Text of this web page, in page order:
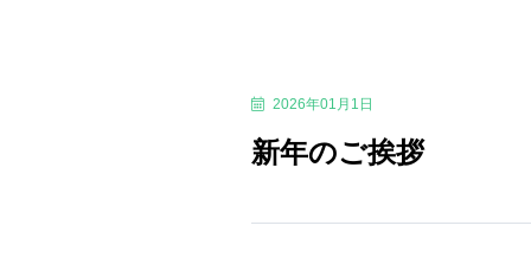
2026年01月1日
新年のご挨拶